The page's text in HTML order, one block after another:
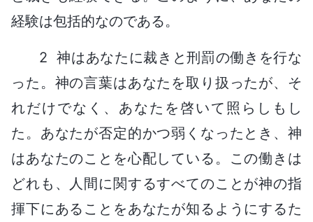
経験は包括的なのである。
2 神はあなたに裁きと刑罰の働きを行な
った。神の言葉はあなたを取り扱ったが、そ
れだけでなく、あなたを啓いて照らしもし
た。あなたが否定的かつ弱くなったとき、神
はあなたのことを心配している。この働きは
どれも、人間に関するすべてのことが神の指
揮下にあることをあなたが知るようにするた